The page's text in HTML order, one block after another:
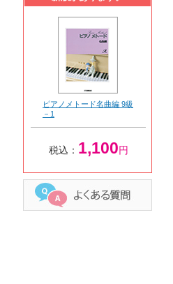
ピアノメトード名曲編 9級
－1
税込： 1,100円